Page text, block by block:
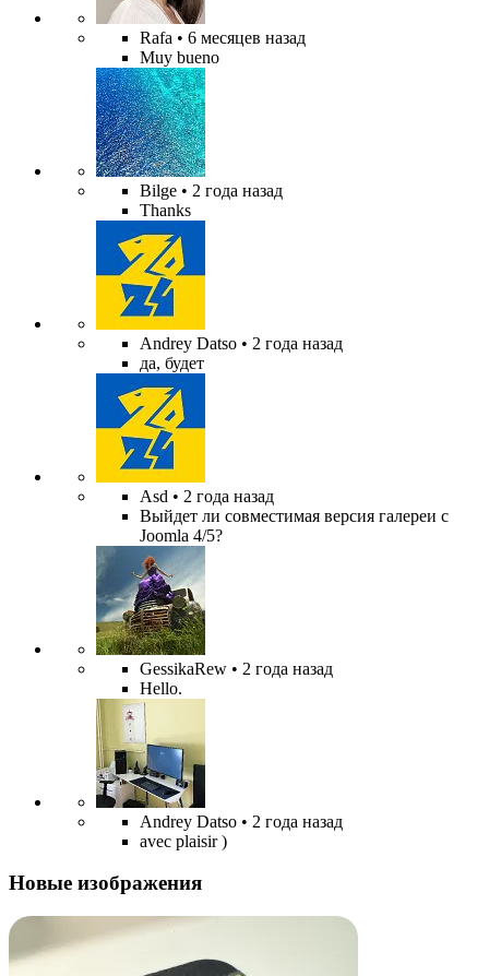
Rafa • 6 месяцев назад
Muy bueno
Bilge • 2 года назад
Thanks
Andrey Datso • 2 года назад
да, будет
Asd • 2 года назад
Выйдет ли совместимая версия галереи с
Joomla 4/5?
GessikaRew • 2 года назад
Hello.
Andrey Datso • 2 года назад
avec plaisir )
Новые изображения